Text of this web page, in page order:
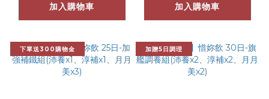
加入購物車 加入購物車
下單送300購物金 加贈5日調理